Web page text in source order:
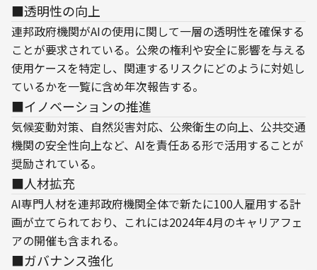
■透明性の向上
連邦政府機関がAIの使用に関して一層の透明性を確保する
ことが要求されている。公衆の権利や安全に影響を与える
使用ケースを特定し、関連するリスクにどのように対処し
ているかを一覧に含め年次報告する。
■イノベーションの推進
気候変動対策、自然災害対応、公衆衛生の向上、公共交通
機関の安全性向上など、AIを責任ある形で活用することが
奨励されている。
■人材拡充
AI専門人材を連邦政府機関全体で新たに100人雇用する計
画が立てられており、これには2024年4月のキャリアフェ
アの開催も含まれる。
■ガバナンス強化